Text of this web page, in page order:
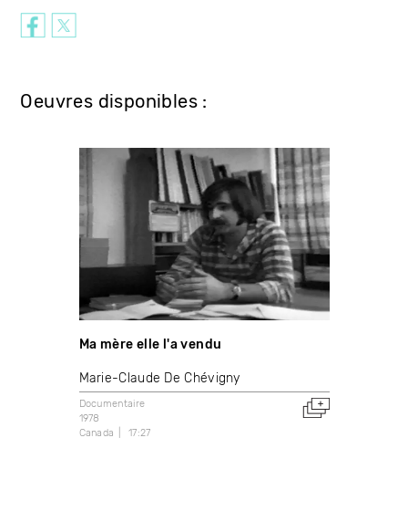
Oeuvres disponibles :
Ma mère elle l'a vendu
Marie-Claude De Chévigny
Documentaire
1978
Canada
17:27